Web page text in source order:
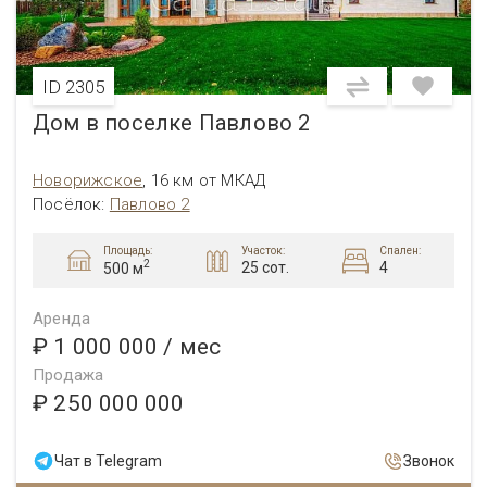
ID 2305
Дом в поселке Павлово 2
Новорижское, 16 км от МКАД
Посёлок: Павлово 2
Площадь:
500 м2
Участок:
25 сот.
Спален:
4
Аренда
₽ 1 000 000 / мес
Продажа
₽ 250 000 000
Чат в Telegram Звонок